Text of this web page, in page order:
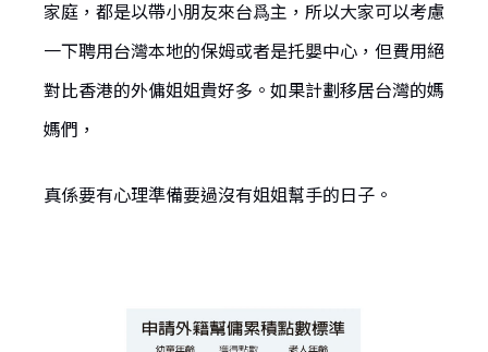
家庭，都是以帶小朋友來台爲主，所以大家可以考慮
一下聘用台灣本地的保姆或者是托嬰中心，但費用絕
對比香港的外傭姐姐貴好多。如果計劃移居台灣的媽
媽們，
真係要有心理準備要過沒有姐姐幫手的日子。